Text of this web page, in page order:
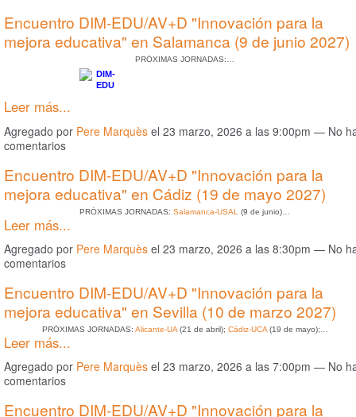
Encuentro DIM-EDU/AV+D "Innovación para la
mejora educativa" en Salamanca (9 de junio 2027)
PRÓXIMAS JORNADAS:…
Leer más...
Agregado por Pere Marquès el 23 marzo, 2026 a las 9:00pm — No
comentarios
Encuentro DIM-EDU/AV+D "Innovación para la
mejora educativa" en Cádiz (19 de mayo 2027)
PRÓXIMAS JORNADAS: Salamanca-USAL (9 de junio)…
Leer más...
Agregado por Pere Marquès el 23 marzo, 2026 a las 8:30pm — No
comentarios
Encuentro DIM-EDU/AV+D "Innovación para la
mejora educativa" en Sevilla (10 de marzo 2027)
PRÓXIMAS JORNADAS: Alicante-UA(21 de abril); Cádiz-UCA(19 de mayo);…
Leer más...
Agregado por Pere Marquès el 23 marzo, 2026 a las 7:00pm — No
comentarios
Encuentro DIM-EDU/AV+D "Innovación para la